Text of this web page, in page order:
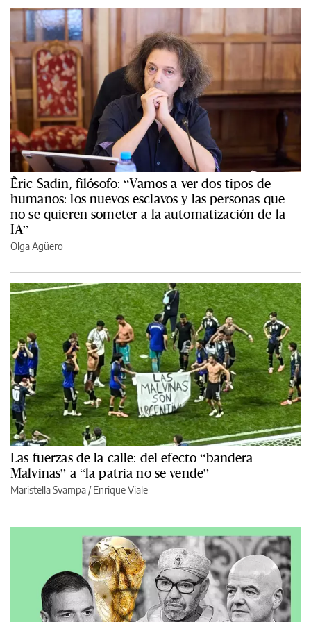
Èric Sadin, filósofo: “Vamos a ver dos tipos de
humanos: los nuevos esclavos y las personas que
no se quieren someter a la automatización de la
IA”
Olga Agüero
Las fuerzas de la calle: del efecto “bandera
Malvinas” a “la patria no se vende”
Maristella Svampa /Enrique Viale